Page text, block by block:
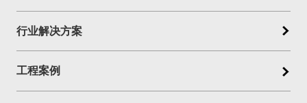
行业解决方案
工程案例